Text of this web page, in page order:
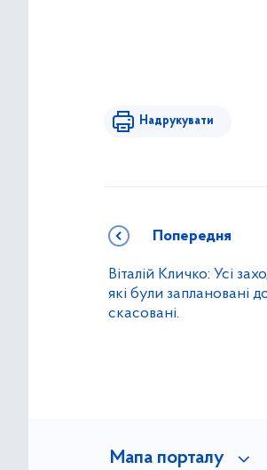
Надрукувати
Попередня
Віталій Кличко: Усі
які були заплановані
скасовані.
Мапа порталу